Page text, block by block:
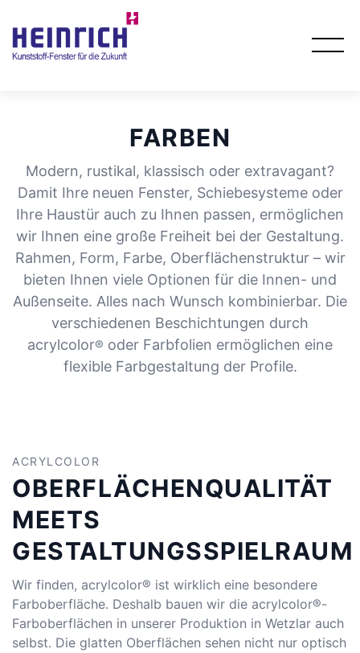
FARBEN
Modern, rustikal, klassisch oder extravagant?
Damit Ihre neuen Fenster, Schiebesysteme oder
Ihre Haustür auch zu Ihnen passen, ermöglichen
wir Ihnen eine große Freiheit bei der Gestaltung.
Rahmen, Form, Farbe, Oberflächenstruktur – wir
bieten Ihnen viele Optionen für die Innen- und
Außenseite. Alles nach Wunsch kombinierbar. Die
verschiedenen Beschichtungen durch
acrylcolor® oder Farbfolien ermöglichen eine
flexible Farbgestaltung der Profile.
ACRYLCOLOR
OBERFLÄCHENQUALITÄT
MEETS
GESTALTUNGSSPIELRAUM
Wir finden, acrylcolor® ist wirklich eine besondere
Farboberfläche. Deshalb bauen wir die acrylcolor®-
Farboberflächen in unserer Produktion in Wetzlar auch
selbst. Die glatten Oberflächen sehen nicht nur optisch